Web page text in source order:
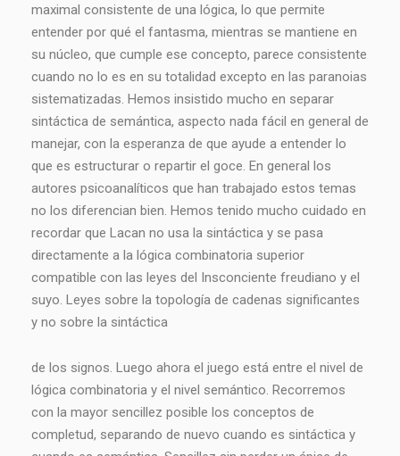
maximal consistente de una lógica, lo que permite
entender por qué el fantasma, mientras se mantiene en
su núcleo, que cumple ese concepto, parece consistente
cuando no lo es en su totalidad excepto en las paranoias
sistematizadas. Hemos insistido mucho en separar
sintáctica de semántica, aspecto nada fácil en general de
manejar, con la esperanza de que ayude a entender lo
que es estructurar o repartir el goce. En general los
autores psicoanalíticos que han trabajado estos temas
no los diferencian bien. Hemos tenido mucho cuidado en
recordar que Lacan no usa la sintáctica y se pasa
directamente a la lógica combinatoria superior
compatible con las leyes del Insconciente freudiano y el
suyo. Leyes sobre la topología de cadenas significantes
y no sobre la sintáctica
de los signos. Luego ahora el juego está entre el nivel de
lógica combinatoria y el nivel semántico. Recorremos
con la mayor sencillez posible los conceptos de
completud, separando de nuevo cuando es sintáctica y